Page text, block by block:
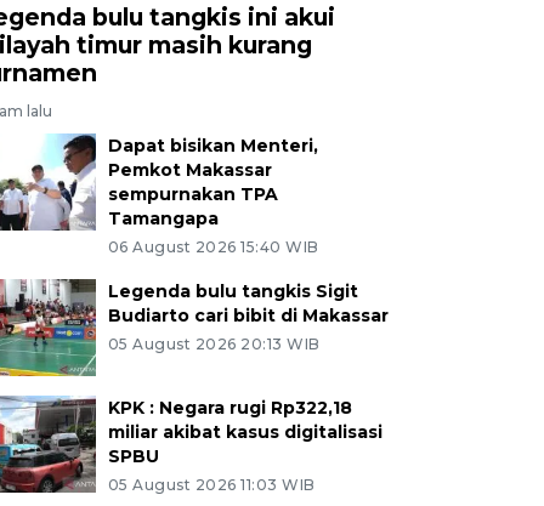
bulu tangkis ini akui
timur masih kurang
lalu
Dapat bisikan Menteri,
Pemkot Makassar
sempurnakan TPA
Tamangapa
06 August 2026 15:40 WIB
Legenda bulu tangkis Sigit
Budiarto cari bibit di Makassar
05 August 2026 20:13 WIB
KPK : Negara rugi Rp322,18
miliar akibat kasus digitalisasi
SPBU
05 August 2026 11:03 WIB